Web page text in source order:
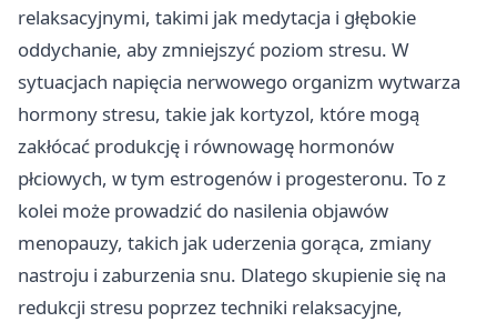
relaksacyjnymi, takimi jak medytacja i głębokie
oddychanie, aby zmniejszyć poziom stresu. W
sytuacjach napięcia nerwowego organizm wytwarza
hormony stresu, takie jak kortyzol, które mogą
zakłócać produkcję i równowagę hormonów
płciowych, w tym estrogenów i progesteronu. To z
kolei może prowadzić do nasilenia objawów
menopauzy, takich jak uderzenia gorąca, zmiany
nastroju i zaburzenia snu. Dlatego skupienie się na
redukcji stresu poprzez techniki relaksacyjne,